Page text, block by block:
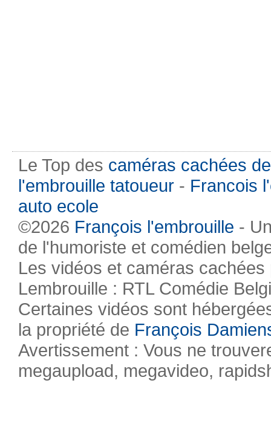
Le Top des caméras cachées
l'embrouille tatoueur - Francois
auto ecole
©2026 François l'embrouille -
de l'humoriste et comédien
Les vidéos et caméras
Lembrouille : RTL Comédie
Certaines vidéos sont
la propriété de François
Avertissement : Vous ne
megaupload, megavideo,